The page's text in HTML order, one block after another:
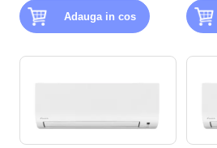
Adauga in cos